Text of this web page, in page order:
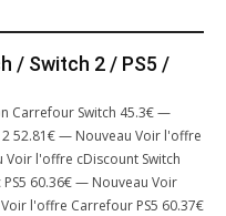
/ Switch 2 / PS5 /
Carrefour Switch 45.3€ —
52.81€ — Nouveau Voir l'offre
l'offre cDiscount Switch
60.36€ — Nouveau Voir
l'offre Carrefour PS5 60.37€